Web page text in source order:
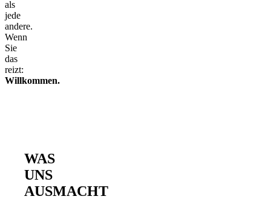
als
jede
andere.
Wenn
Sie
das
reizt:
Willkommen.
WAS
UNS
AUSMACHT